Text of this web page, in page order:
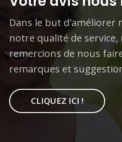
Dans le but d'améliorer
notre qualité de service,
remercions de nous
remarques et
CLIQUEZ ICI !